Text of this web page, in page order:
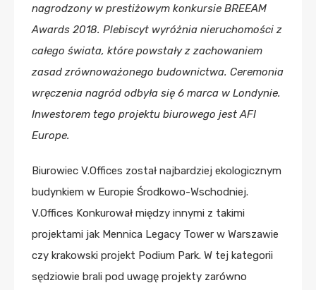
nagrodzony w prestiżowym konkursie BREEAM
Awards 2018. Plebiscyt wyróżnia nieruchomości z
całego świata, które powstały z zachowaniem
zasad zrównoważonego budownictwa. Ceremonia
wręczenia nagród odbyła się 6 marca w Londynie.
Inwestorem tego projektu biurowego jest AFI
Europe.
Biurowiec V.Offices został najbardziej ekologicznym
budynkiem w Europie Środkowo-Wschodniej.
V.Offices Konkurował między innymi z takimi
projektami jak Mennica Legacy Tower w Warszawie
czy krakowski projekt Podium Park. W tej kategorii
sędziowie brali pod uwagę projekty zarówno